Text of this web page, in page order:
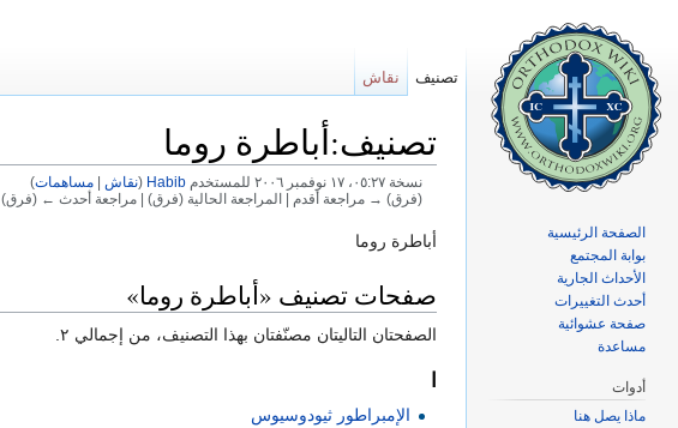
تصنيف:أباطرة روما
نسخة ٠٥:٢٧، ١٧ نوفمبر ٢٠٠٦ للمستخدم Habib
(نقاش مساهمات)
(فرق) → مراجعة أقدم | المراجعة الحالية (فرق) | مراجعة أحدث ← (فرق)
أباطرة روما
صفحات تصنيف «أباطرة روما»
الصفحتان التاليتان مصنّفتان بهذا التصنيف، من إجمالي ٢.
الإمبراطور ثيودوسيوس
نقاش تصنيف
الصفحة الرئيسية
بوابة المجتمع
الأحداث الجارية
أحدث التغييرات
صفحة عشوائية
مساعدة
أدوات
ماذا يصل هنا